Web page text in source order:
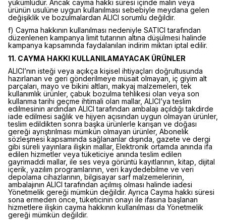
yükümlüdür. Ancak cayma hakkı süresi içinde malın veya
ürünün usulüne uygun kullanılması sebebiyle meydana gelen
değişiklik ve bozulmalardan ALICI sorumlu değildir.
f) Cayma hakkının kullanılması nedeniyle SATICI tarafından
düzenlenen kampanya limit tutarının altına düşülmesi halinde
kampanya kapsamında faydalanılan indirim miktarı iptal edilir.
11. CAYMA HAKKI KULLANILAMAYACAK ÜRÜNLER
ALICI’nın isteği veya açıkça kişisel ihtiyaçları doğrultusunda
hazırlanan ve geri gönderilmeye müsait olmayan, iç giyim alt
parçaları, mayo ve bikini altları, makyaj malzemeleri, tek
kullanımlık ürünler, çabuk bozulma tehlikesi olan veya son
kullanma tarihi geçme ihtimali olan mallar, ALICI’ya teslim
edilmesinin ardından ALICI tarafından ambalajı açıldığı takdirde
iade edilmesi sağlık ve hijyen açısından uygun olmayan ürünler,
teslim edildikten sonra başka ürünlerle karışan ve doğası
gereği ayrıştırılması mümkün olmayan ürünler, Abonelik
sözleşmesi kapsamında sağlananlar dışında, gazete ve dergi
gibi süreli yayınlara ilişkin mallar, Elektronik ortamda anında ifa
edilen hizmetler veya tüketiciye anında teslim edilen
gayrimaddi mallar, ile ses veya görüntü kayıtlarının, kitap, dijital
içerik, yazılım programlarının, veri kaydedebilme ve veri
depolama cihazlarının, bilgisayar sarf malzemelerinin,
ambalajının ALICI tarafından açılmış olması halinde iadesi
Yönetmelik gereği mümkün değildir. Ayrıca Cayma hakkı süresi
sona ermeden önce, tüketicinin onayı ile ifasına başlanan
hizmetlere ilişkin cayma hakkının kullanılması da Yönetmelik
gereği mümkün değildir.